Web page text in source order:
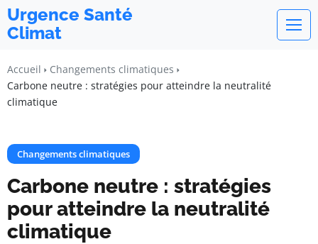
Urgence Santé
Climat
Accueil
Changements climatiques
Carbone neutre : stratégies pour atteindre la neutralité
climatique
Changements climatiques
Carbone neutre : stratégies
pour atteindre la neutralité
climatique